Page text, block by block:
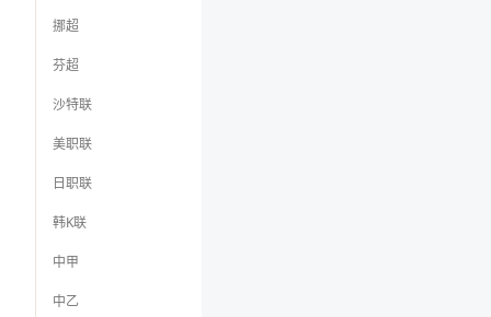
挪超
芬超
沙特联
美职联
日职联
韩K联
中甲
中乙